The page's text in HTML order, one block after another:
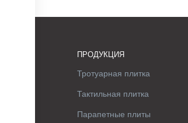
ПРОДУКЦИЯ
Тротуарная плитка
Тактильная плитка
Парапетные плиты